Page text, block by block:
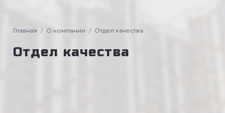
Главная / О компании / Отдел качества
Отдел качества